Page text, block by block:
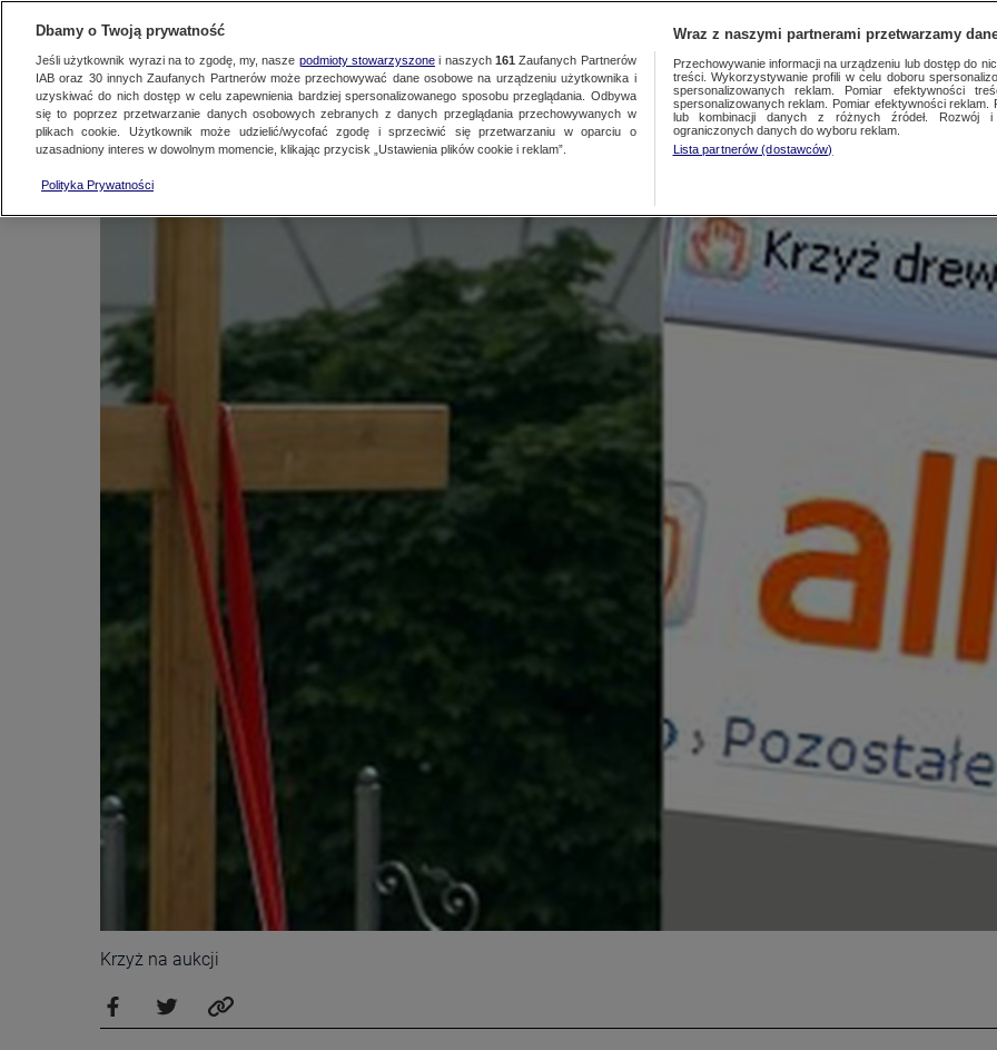
KONTAKT24 GORĄCE TEMATY
Krzyż na aukcji. Przez kilka godzin
Kontakt24
Krzyż na aukcji
Dbamy o Twoją prywatność
Jeśli użytkownik wyrazi na to zgodę, my, nasze podmioty stowarzyszonei naszych 161 Zaufanych Partnerów
IAB oraz 30innych Zaufanych Partnerów może przechowywać dane osobowe na urządzeniu użytkownika i
uzyskiwać do nich dostęp w celu zapewnienia bardziej spersonalizowanego sposobu przeglądania. Odbywa
się to poprzez przetwarzanie danych osobowych zebranych z danych przeglądania przechowywanych w
plikach cookie. Użytkownik może udzielić/wycofać zgodę i sprzeciwić się przetwarzaniu w oparciu o
uzasadniony interes w dowolnym momencie, klikając przycisk „Ustawienia plików cookie i reklam”.
Polityka Prywatności
Wraz z naszymi partnerami przetwarzamy
Przechowywanie informacji na urządzeniu lub dostęp do
treści. Wykorzystywanie profili w celu doboru
spersonalizowanych reklam. Pomiar efektywności
spersonalizowanych reklam. Pomiar efektywności
lub kombinacji danych z różnych źródeł. Rozwój i
ograniczonych danych do wyboru reklam.
Lista partnerów (dostawców)